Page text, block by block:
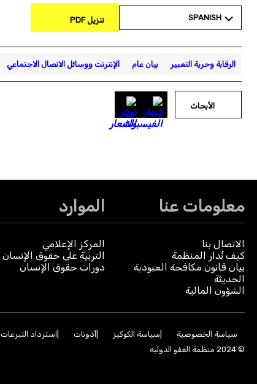
SPANISH تنزيل PDF
الرقابة وحرية التعبير بيان عام الإنترنت ووسائل الاتصال الاجتماعي
الأبحاث
معلومات عنا
الاتصال بنا
كيف تُدار المنظمة
بيان قانون مكافحة العبودية
الحديثة
الشؤون المالية
الموارد
المركز الإعلامي
التربية على حقوق الإنسان
دورات حقوق الإنسان
سياسة الخصوصية سياسة الكوكيز أذونات
استرداد التبرعات
© 2024 منظمة العفو الدولية